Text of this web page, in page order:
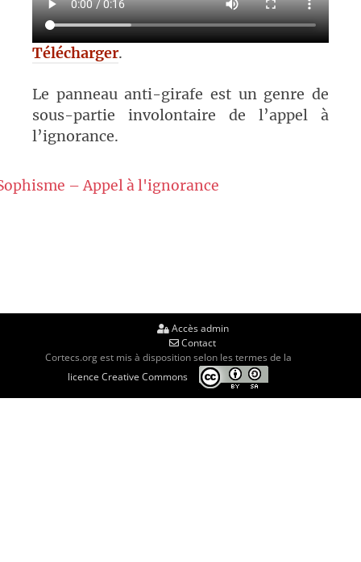
Télécharger.
Le panneau anti-girafe est un genre de
sous-partie involontaire de l’appel à
l’ignorance.
– Appel à l'ignorance
Accès admin
Contact
Cortecs.org est mis à disposition selon les termes de la
licence Creative Commons